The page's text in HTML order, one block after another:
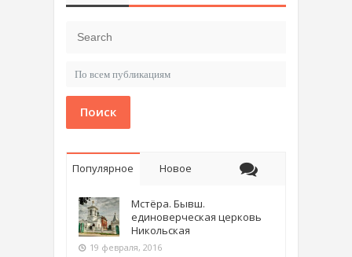
Поиск
Популярное Новое
Мстёра. Бывш.
единоверческая церковь
Никольская
19 февраля, 2016